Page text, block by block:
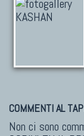
COMMENTI AL
Non ci sono